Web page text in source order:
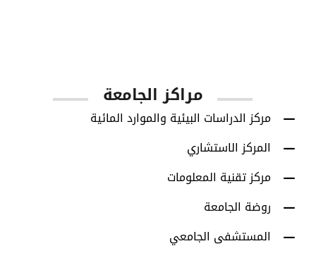
مراكز الجامعة
مركز الدراسات البيئية والموارد المائية
المركز الاستشاري
مركز تقنية المعلومات
روضة الجامعة
المستشفى الجامعي